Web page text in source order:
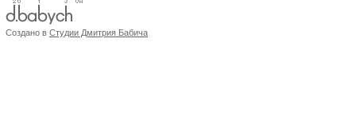
Создано в Студии Дмитрия Бабича